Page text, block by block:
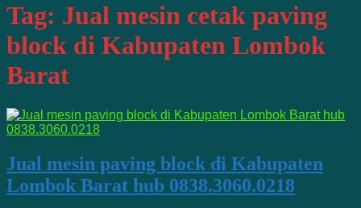
Tag: Jual mesin cetak paving
block di Kabupaten Lombok
Barat
Jual mesin paving block di Kabupaten
Lombok Barat hub 0838.3060.0218